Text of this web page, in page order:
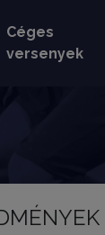
Céges
versenyek